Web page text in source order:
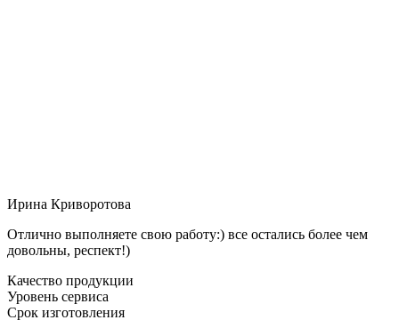
Ирина Криворотова
Отлично выполняете свою работу:) все остались более чем
довольны, респект!)
Качество продукции
Уровень сервиса
Срок изготовления